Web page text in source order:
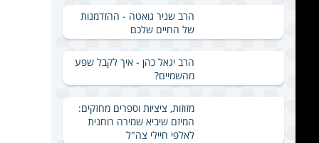
הרב שניר גואטה - ההזדמנות
של החיים שלכם
הרב יגאל כהן - איך לקבל שפע
מהשמיים?
מזוזות, ציציות וספרים מחזקים:
המיזם שיביא שמירה רוחנית
לאלפי חיילי צה"ל